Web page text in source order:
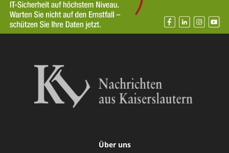
Über uns